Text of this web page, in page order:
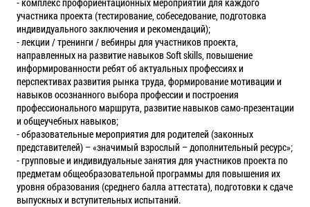
участника проекта (тестирование, собеседование, подготовка
индивидуального заключения и рекомендаций);
- лекции / тренинги / вебинры для участников проекта,
направленных на развитие навыков Soft skills, повышение
информированности ребят об актуальных профессиях и
перспективах развития рынка труда, формирование мотивации и
навыков осознанного выбора профессии и построения
профессионального маршрута, развитие навыков само-презентации
и общеучебных навыков;
- образовательные мероприятия для родителей (законных
представителей) – «значимый взрослый – дополнительный ресурс»;
- групповые и индивидуальные занятия для участников проекта по
предметам общеобразовательной программы для повышения их
уровня образования (среднего балла аттестата), подготовки к сдаче
выпускных и вступительных испытаний.